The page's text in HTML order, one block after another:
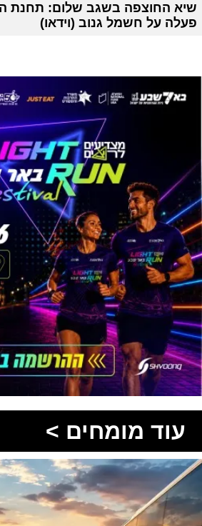
שיא החוצפה בשגב שלום: תחנת
פעלה על חשמל גנוב (וידאו)
עוד מומחים >